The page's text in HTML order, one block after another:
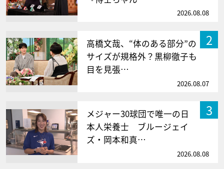
2026.08.08
2
高橋文哉、“体のある部分”の
サイズが規格外？黒柳徹子も
目を見張…
2026.08.07
3
メジャー30球団で唯一の日
本人栄養士 ブルージェイ
ズ・岡本和真…
2026.08.08